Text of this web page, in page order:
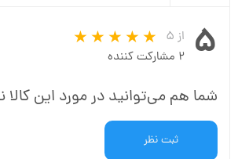
۵ از ۵
۲ مشارکت کننده
شما هم می‌توانید در مورد این کالا
ثبت نظر